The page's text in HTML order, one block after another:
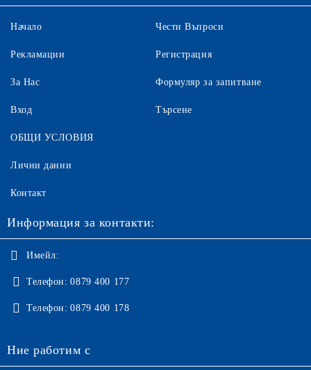
Начало
Рекламации
За Нас
Вход
Чести Въпроси
Регистрация
Формуляр за запитване
Търсене
ОБЩИ УСЛОВИЯ
Лични данни
Контакт
Информация за контакти:
Имейл:
Телефон: 0879 400 177
Телефон: 0879 400 178
Ние работим с